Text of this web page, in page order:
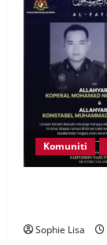
Komuniti
Sophie Lisa